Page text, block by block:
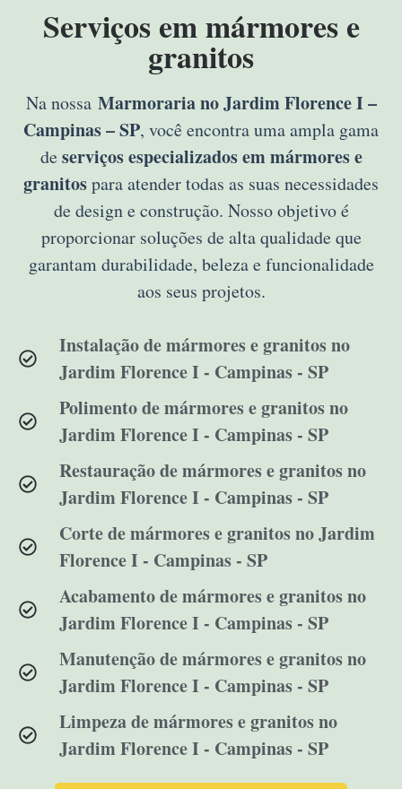
Serviços em mármores e
granitos
Na nossa Marmoraria no Jardim Florence I –
Campinas – SP, você encontra uma ampla gama
de serviços especializados em mármores e
granitospara atender todas as suas necessidades
de design e construção. Nosso objetivo é
proporcionar soluções de alta qualidade que
garantam durabilidade, beleza e funcionalidade
aos seus projetos.
Instalação de mármores e granitos no
Jardim Florence I - Campinas - SP
Polimento de mármores e granitos no
Jardim Florence I - Campinas - SP
Restauração de mármores e granitos no
Jardim Florence I - Campinas - SP
Corte de mármores e granitos no Jardim
Florence I - Campinas - SP
Acabamento de mármores e granitos no
Jardim Florence I - Campinas - SP
Manutenção de mármores e granitos no
Jardim Florence I - Campinas - SP
Limpeza de mármores e granitos no
Jardim Florence I - Campinas - SP